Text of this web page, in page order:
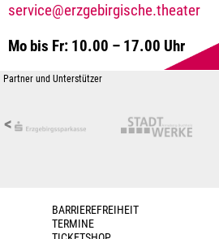
service@erzgebirgische.theater
Mo bis Fr: 10.00 – 17.00 Uhr
Partner und Unterstützer
<
BARRIEREFREIHEIT
TERMINE